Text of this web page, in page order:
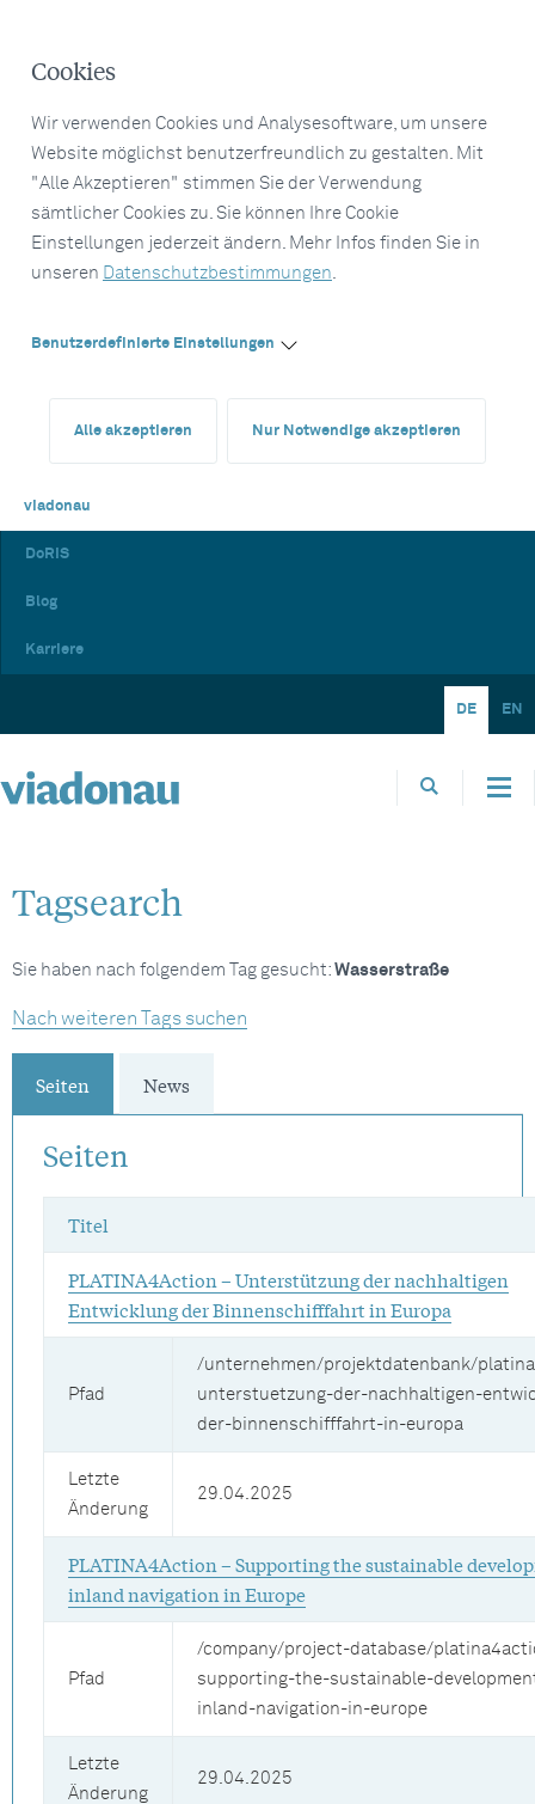
Cookies
Wir verwenden Cookies und Analysesoftware, um unsere
Website möglichst benutzerfreundlich zu gestalten. Mit
"Alle Akzeptieren" stimmen Sie der Verwendung
sämtlicher Cookies zu. Sie können Ihre Cookie
Einstellungen jederzeit ändern. Mehr Infos finden Sie in
unseren Datenschutzbestimmungen.
Benutzerdefinierte Einstellungen
Alle akzeptieren Nur Notwendige akzeptieren
viadonau
DoRIS
Blog
Karriere
DE EN
Tagsearch
Sie haben nach folgendem Tag gesucht: Wasserstraße
Nach weiteren Tags suchen
Seiten News
Seiten
Titel
PLATINA4Action – Unterstützung der nachhaltigen
Entwicklung der Binnenschifffahrt in Europa
Pfad
/unternehmen/projektdatenbank/
unterstuetzung-der-nachhaltigen-
der-binnenschifffahrt-in-europa
Letzte
Änderung
29.04.2025
PLATINA4Action – Supporting the sustainable
inland navigation in Europe
Pfad
/company/project-database/
supporting-the-sustainable-
inland-navigation-in-europe
Letzte
Änderung
29.04.2025